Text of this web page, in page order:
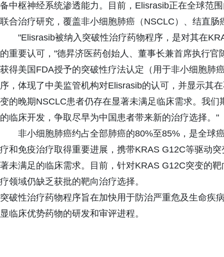
备中枢神经系统渗透能力。目前，Elisrasib正在全球范
联合治疗研究，覆盖非小细胞肺癌（NSCLC）、结直肠
"Elisrasib被纳入突破性治疗药物程序，是对其在
的重要认可，"德昇济医药创始人、董事长兼首席执行
获得美国FDA授予的突破性疗法认定（用于非小细胞肺
序，体现了中美监管机构对Elisrasib的认可，并显示其
变的晚期NSCLC患者仍存在显著未满足临床需求。我
的临床开发，争取尽早为中国患者带来新的治疗选择。"
非小细胞肺癌约占全部肺癌的80%至85%，是全球
疗和免疫治疗取得重要进展，携带KRAS G12C等驱动
著未满足的临床需求。目前，针对KRAS G12C突变的
疗领域仍缺乏获批的靶向治疗选择。
突破性治疗药物程序旨在加快用于防治严重危及生命疾
显临床优势药物的研发和审评进程。